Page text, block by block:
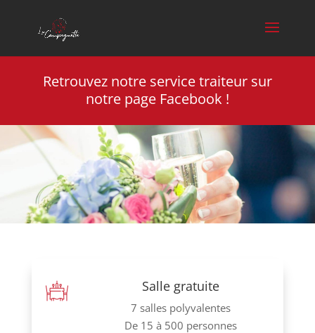
Retrouvez notre service traiteur sur
notre page Facebook !
Salle gratuite
7 salles polyvalentes
De 15 à 500 personnes